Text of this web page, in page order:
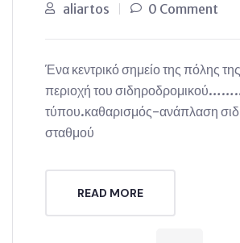
aliartos 0 Comment
Ένα κεντρικό σημείο της πόλης
περιοχή του
τύπου.καθαρισμός-ανάπλαση
σταθμού
READ MORE